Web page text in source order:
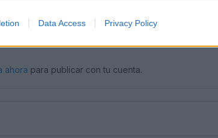
Data Access Privacy Policy
ahora para publicar con tu cuenta.